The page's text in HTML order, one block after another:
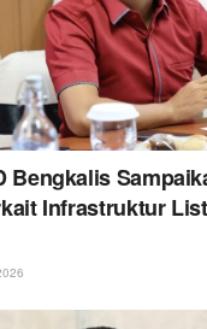
Bengkalis
Infrastruktur